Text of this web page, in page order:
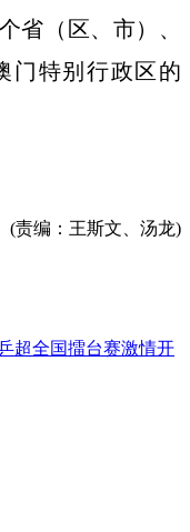
省（区、市）、
门特别行政区的
(责编：王斯文、汤龙)
超全国擂台赛激情开